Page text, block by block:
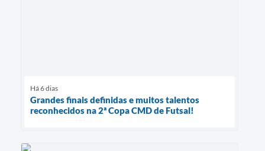
Há 6 dias
Grandes finais definidas e muitos talentos
reconhecidos na 2ª Copa CMD de Futsal!